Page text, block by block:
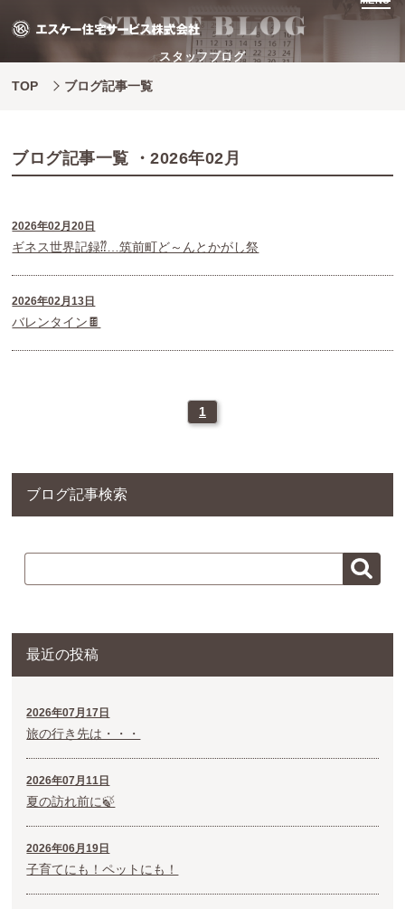
スタッフブログ
TOP ブログ記事一覧
ブログ記事一覧 ・2026年02月
2026年02月20日
ギネス世界記録⁇…筑前町ど～んとかがし祭
2026年02月13日
バレンタイン🍫
1
ブログ記事検索
最近の投稿
2026年07月17日
旅の行き先は・・・
2026年07月11日
夏の訪れ前に🍃
2026年06月19日
子育てにも！ペットにも！